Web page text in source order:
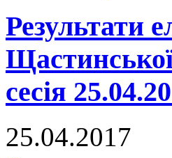
Результати
сесія
25.04.2017